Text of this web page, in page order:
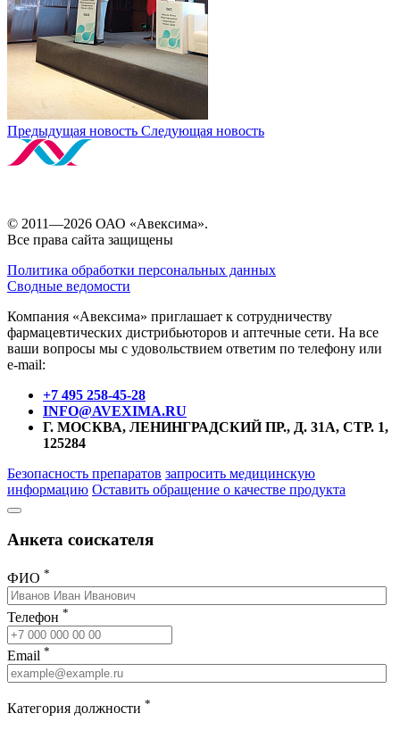
Предыдущая новость Следующая новость
© 2011—2026 ОАО «Авексима».
Все права сайта защищены
Политика обработки персональных данных
Сводные ведомости
Компания «Авексима» приглашает к сотрудничеству
фармацевтических дистрибьюторов и аптечные сети. На все
ваши вопросы мы с удовольствием ответим по телефону или
e-mail:
+7 495 258-45-28
INFO@AVEXIMA.RU
Г. МОСКВА, ЛЕНИНГРАДСКИЙ ПР., Д. 31А, СТР. 1,
125284
Безопасность препаратов запросить медицинскую
информацию Оставить обращение о качестве продукта
Анкета соискателя
ФИО *
Телефон *
Email *
Категория должности *